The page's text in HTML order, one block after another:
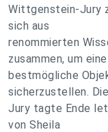
Wittgenstein-Jury
sich aus
renommierten
zusammen, um eine
bestmögliche
sicherzustellen. Die
Jury tagte Ende
von Sheila